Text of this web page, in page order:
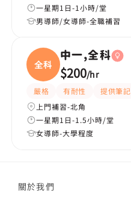
一星期1日-1小時/堂
男導師/女導師-全職補習
全科
中一,全科
$200/hr
嚴格 有耐性 提供筆記
上門補習-北角
一星期1日-1.5小時/堂
女導師-大學程度
關於我們